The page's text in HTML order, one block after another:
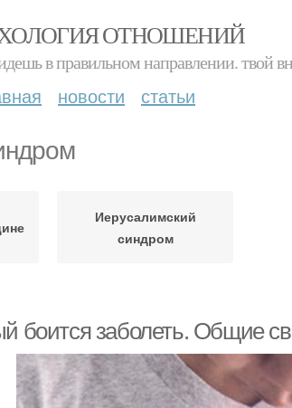
ОТНОШЕНИЙ
в правильном направлении. твой
новости статьи
Иерусалимский
синдром
боится заболеть. Общие